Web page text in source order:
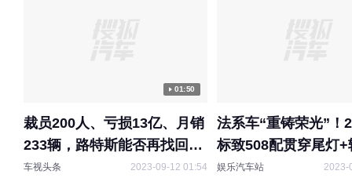
01:50
裁员200人、亏损13亿、月销
233辆，路特斯能否再找回昔
日荣光？
车视头条 2023-09-12 01:54
法系车“重铸荣光”！
标致508配贯穿尾灯+
型，16万
娱乐汽车站 2023-